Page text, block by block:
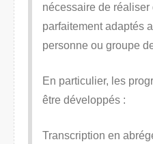
nécessaire de réaliser
parfaitement adaptés
personne ou groupe
En particulier, les
être développés :
Transcription en